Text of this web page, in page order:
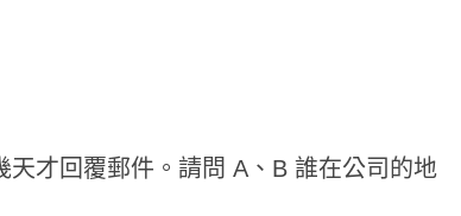
才回覆郵件。請問 A、B 誰在公司的地